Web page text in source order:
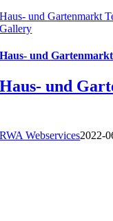
Haus- und Gartenmarkt
Gallery
Haus- und
Haus- und
RWA Webservices2022-